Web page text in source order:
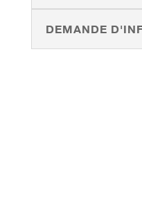
DEMANDE